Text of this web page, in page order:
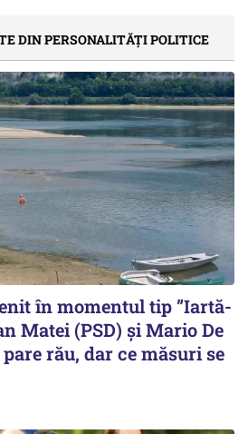
DIN PERSONALITĂȚI POLITICE
în momentul tip ”Iartă-
Matei (PSD) și Mario De
rău, dar ce măsuri se